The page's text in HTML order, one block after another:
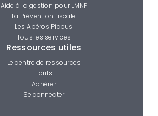
Aide à la gestion pour LMNP
La Prévention fiscale
Les Apéros Picpus
Tous les services
Ressources utiles
Le centre de ressources
Tarifs
Adhérer
Se connecter